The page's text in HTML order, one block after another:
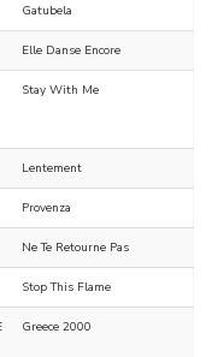
Gatubela
Elle Danse Encore
Stay With Me
Lentement
Provenza
Ne Te Retourne Pas
Stop This Flame
Greece 2000